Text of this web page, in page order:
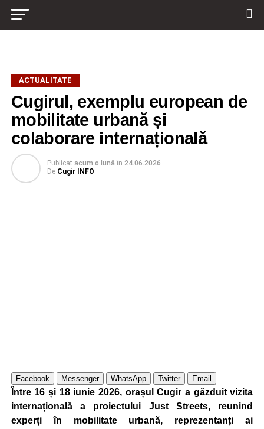
ACTUALITATE
Cugirul, exemplu european de
mobilitate urbană și
colaborare internațională
Publicat acum o lună în 24.06.2026
De Cugir INFO
Facebook Messenger WhatsApp Twitter Email
Între 16 și 18 iunie 2026, orașul Cugir a găzduit vizita
internațională a proiectului Just Streets, reunind
experți în mobilitate urbană, reprezentanți ai